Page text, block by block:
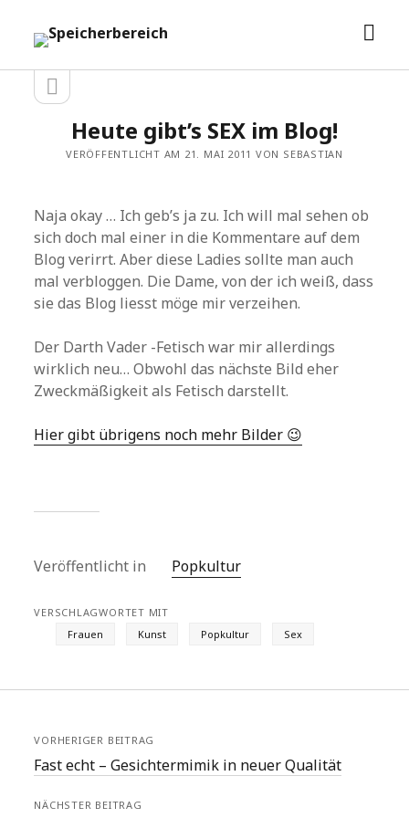
Speicherbereich
Seitenleiste
Seitenleiste
öffnen
Heute gibt’s SEX im Blog!
VERÖFFENTLICHT AM 21. MAI 2011 VON SEBASTIAN
Naja okay … Ich geb’s ja zu. Ich will mal sehen ob
sich doch mal einer in die Kommentare auf dem
Blog verirrt. Aber diese Ladies sollte man auch
mal verbloggen. Die Dame, von der ich weiß, dass
sie das Blog liesst möge mir verzeihen.
Der Darth Vader -Fetisch war mir allerdings
wirklich neu… Obwohl das nächste Bild eher
Zweckmäßigkeit als Fetisch darstellt.
Hier gibt übrigens noch mehr Bilder 😉
Veröffentlicht in Popkultur
VERSCHLAGWORTET MIT
Frauen
Kunst Popkultur Sex
VORHERIGER BEITRAG
Fast echt – Gesichtermimik in neuer Qualität
NÄCHSTER BEITRAG